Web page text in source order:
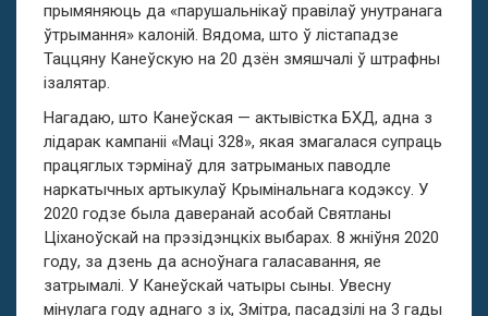
прымяняюць да «парушальнікаў правілаў унутранага
ўтрымання» калоній. Вядома, што ў лістападзе
Таццяну Канеўскую на 20 дзён змяшчалі ў штрафны
ізалятар.
Нагадаю, што Канеўская — актывістка БХД, адна з
лідарак кампаніі «Маці 328», якая змагалася супраць
працяглых тэрмінаў для затрыманых паводле
наркатычных артыкулаў Крымінальнага кодэксу. У
2020 годзе была даверанай асобай Святланы
Ціханоўскай на прэзідэнцкіх выбарах. 8 жніўня 2020
году, за дзень да асноўнага галасавання, яе
затрымалі. У Канеўскай чатыры сыны. Увесну
мінулага году аднаго з іх, Змітра, пасадзілі на 3 гады